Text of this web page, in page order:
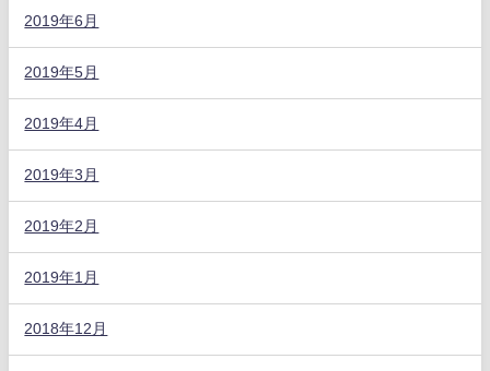
2019年6月
2019年5月
2019年4月
2019年3月
2019年2月
2019年1月
2018年12月